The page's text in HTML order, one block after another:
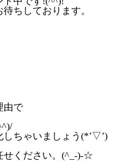
ちしております。
由で
しちゃいましょう(*’▽’)
せください。(^_-)-☆